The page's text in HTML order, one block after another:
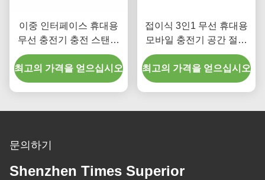
이중 인터페이스 휴대용
무선 충전기 충전 스탠드
애플 워치 1 - 8SE
최고의 가격을 얻으십시오
접이식 3인1 무선 휴대용
모바일 충전기 공간 절약
자석 흡수 충전
최고의 가격을 얻으십시오
문의하기
Shenzhen Times Superior